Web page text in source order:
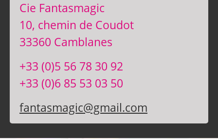
Cie Fantasmagic
10, chemin de Coudot
33360 Camblanes
+33 (0)5 56 78 30 92
+33 (0)6 85 53 03 50
fantasmagic@gmail.com